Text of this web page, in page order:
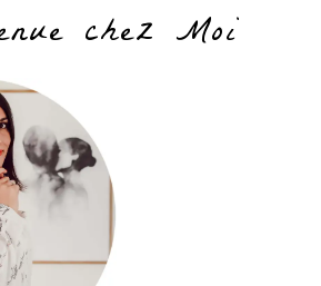
chez Moi